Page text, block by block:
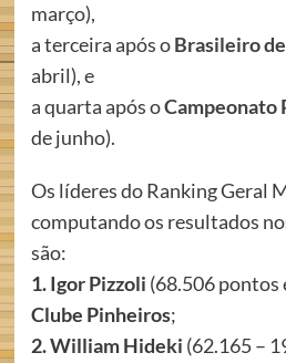
março),
a terceira após oBrasileiro
abril), e
a quarta após oCampeonato
de junho).
Os líderes do Ranking Geral
computando os resultados
são:
1. Igor Pizzoli (68.506 pontos
Clube Pinheiros;
2. William Hideki (62.165 –